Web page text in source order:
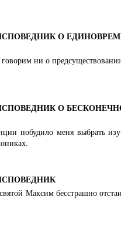
О
ни о
О
побудило меня выбрать
Максим бесстрашно